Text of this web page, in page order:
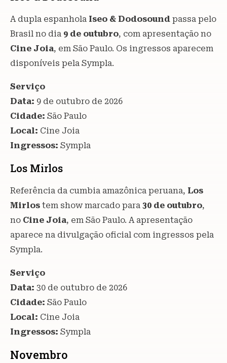
A dupla espanhola Iseo & Dodosound passa pelo
Brasil no dia 9 de outubro, com apresentação no
Cine Joia, em São Paulo. Os ingressos aparecem
disponíveis pela Sympla.
Serviço
Data: 9 de outubro de 2026
Cidade: São Paulo
Local: Cine Joia
Ingressos: Sympla
Los Mirlos
Referência da cumbia amazônica peruana, Los
Mirlos tem show marcado para 30 de outubro,
no Cine Joia, em São Paulo. A apresentação
aparece na divulgação oficial com ingressos pela
Sympla.
Serviço
Data: 30 de outubro de 2026
Cidade: São Paulo
Local: Cine Joia
Ingressos: Sympla
Novembro